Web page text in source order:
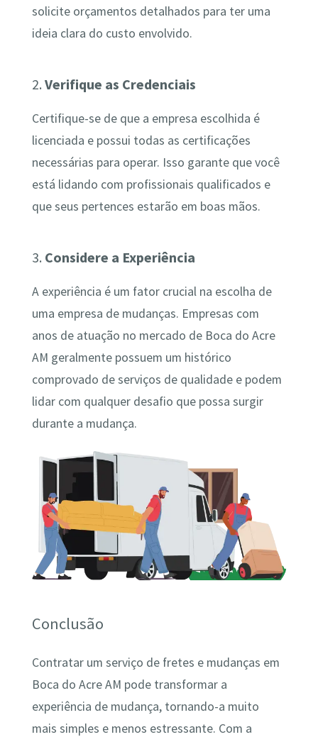
solicite orçamentos detalhados para ter uma
ideia clara do custo envolvido.
2. Verifique as Credenciais
Certifique-se de que a empresa escolhida é
licenciada e possui todas as certificações
necessárias para operar. Isso garante que você
está lidando com profissionais qualificados e
que seus pertences estarão em boas mãos.
3. Considere a Experiência
A experiência é um fator crucial na escolha de
uma empresa de mudanças. Empresas com
anos de atuação no mercado de Boca do Acre
AM geralmente possuem um histórico
comprovado de serviços de qualidade e podem
lidar com qualquer desafio que possa surgir
durante a mudança.
Conclusão
Contratar um serviço de fretes e mudanças em
Boca do Acre AM pode transformar a
experiência de mudança, tornando-a muito
mais simples e menos estressante. Com a